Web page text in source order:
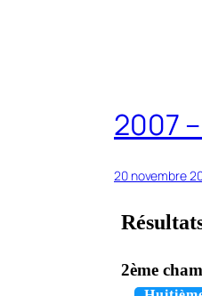
2007
20 novembre